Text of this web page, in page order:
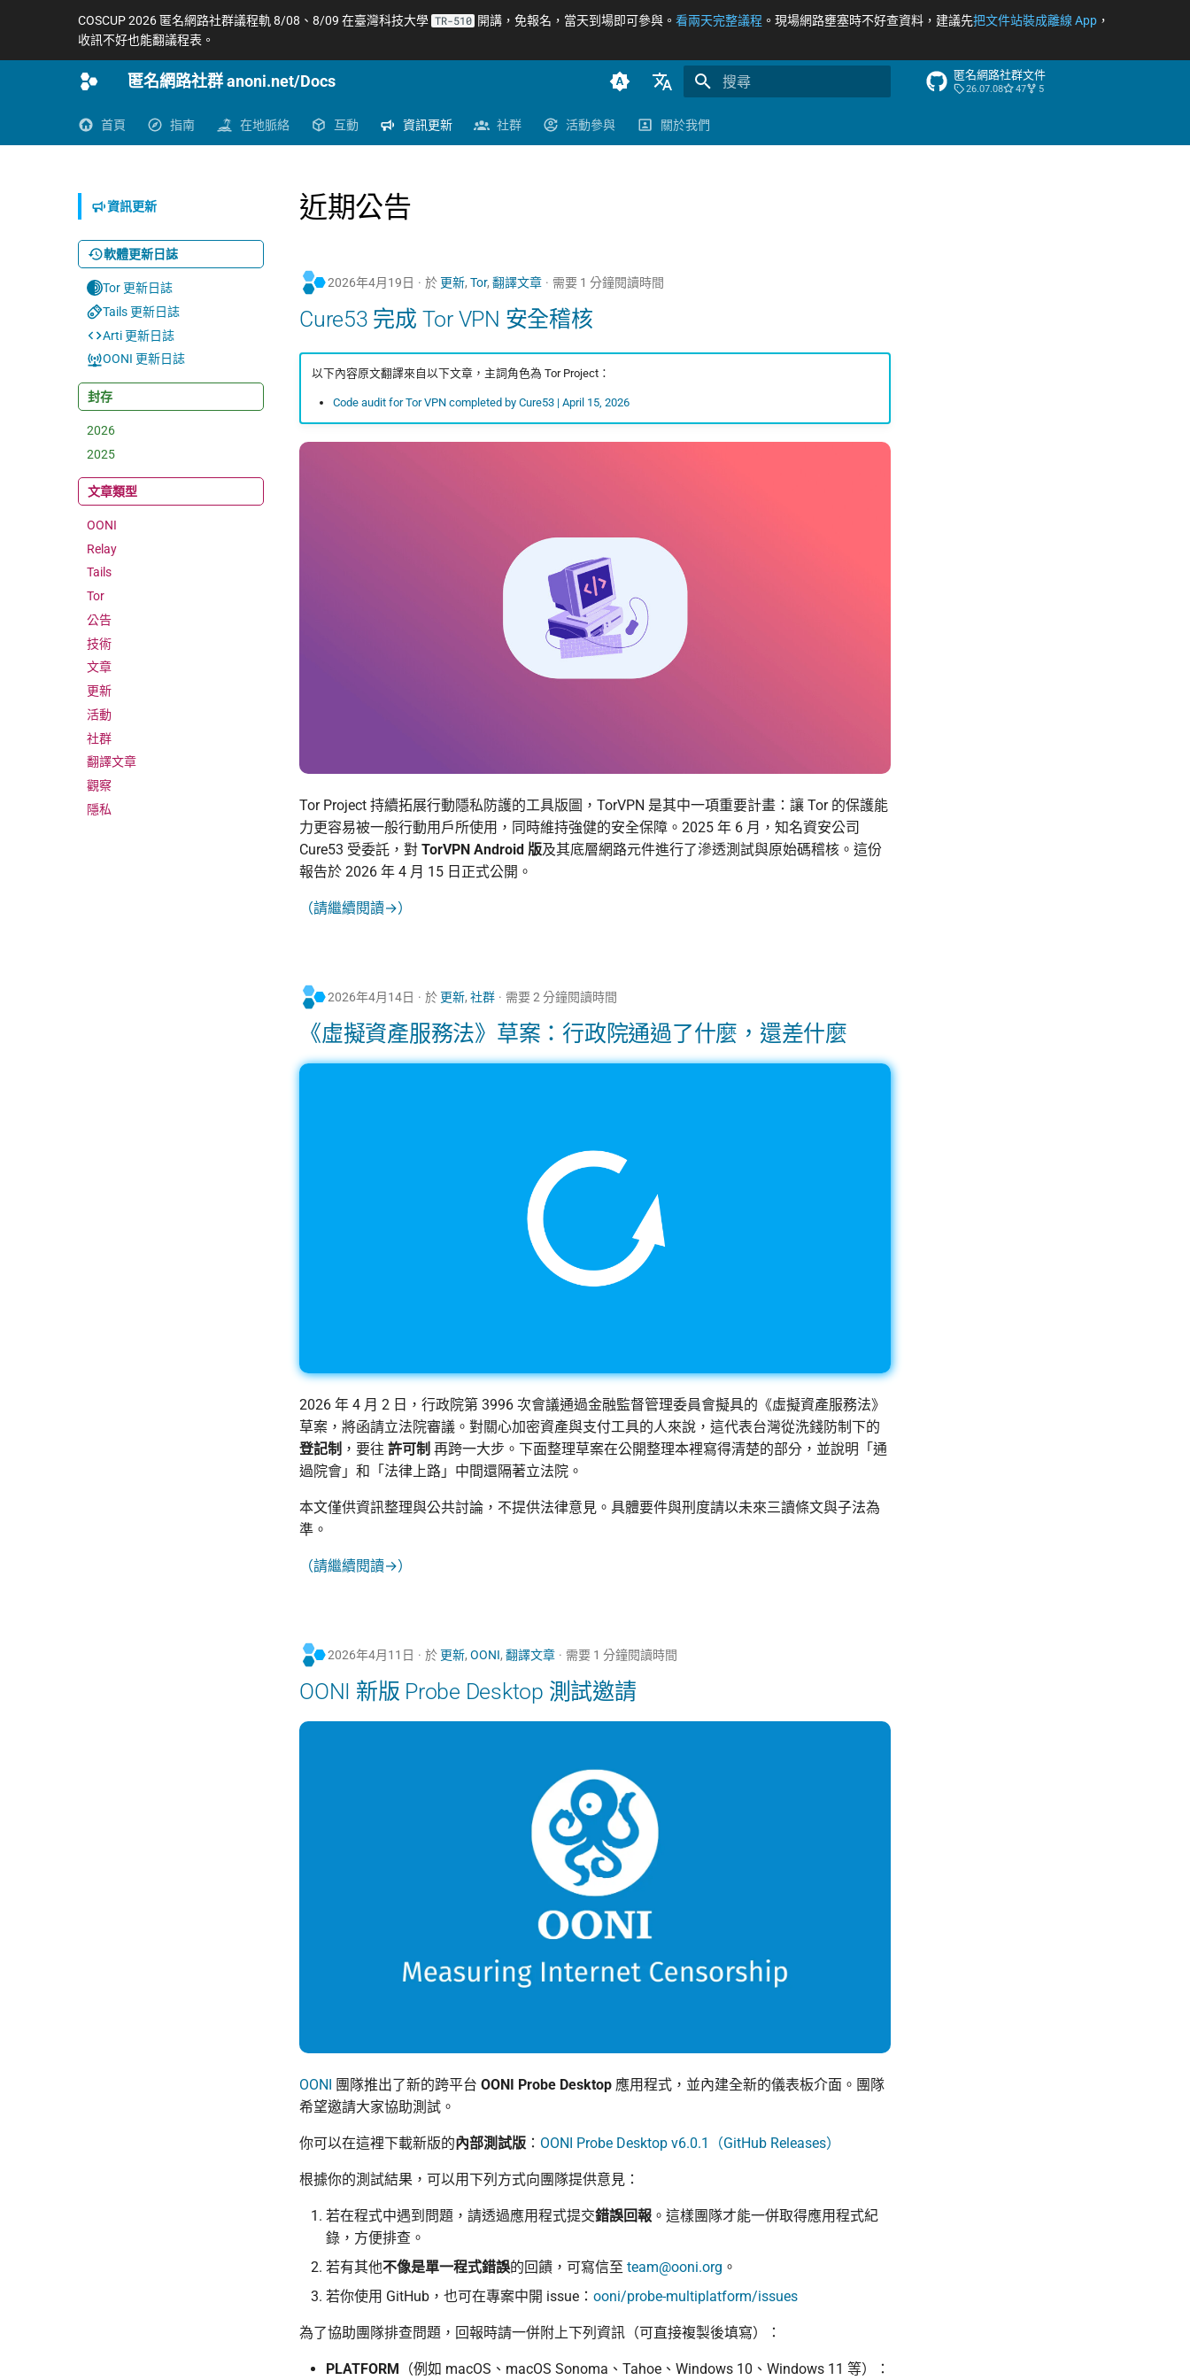
COSCUP 2026 匿名網路社群議程軌 8/08、8/09 在臺灣科技大學 TR-510 開講，免報名，當天到場即可參與。 看兩天完整議程 。現場網路壅塞時不好查資料，建議先把文件站裝成離線 App ，
收訊不好也能翻議程表。
匿名網路社群 anoni.net/Docs
臺灣正體（zh-TW）
匿名網路社群文件
26.07.08 47 5
首頁 指南 在地脈絡 互動 資訊更新 社群 活動參與 關於我們
資訊更新
軟體更新日誌
Tor 更新日誌
Tails 更新日誌
Arti 更新日誌
OONI 更新日誌
封存
2026
2025
文章類型
OONI
Relay
Tails
Tor
公告
技術
文章
更新
活動
社群
翻譯文章
觀察
隱私
近期公告
2026年4月19日 於 更新, Tor, 翻譯文章 需要 1 分鐘閱讀時間
Cure53 完成 Tor VPN 安全稽核
以下內容原文翻譯來自以下文章，主詞角色為 Tor Project：
Code audit for Tor VPN completed by Cure53 | April 15, 2026
Tor Project 持續拓展行動隱私防護的工具版圖，TorVPN 是其中一項重要計畫：讓 Tor 的保護能
力更容易被一般行動用戶所使用，同時維持強健的安全保障。2025 年 6 月，知名資安公司
Cure53 受委託，對 TorVPN Android 版及其底層網路元件進行了滲透測試與原始碼稽核。這份
報告於 2026 年 4 月 15 日正式公開。
（請繼續閱讀→）
2026年4月14日 於 更新, 社群 需要 2 分鐘閱讀時間
《虛擬資產服務法》草案：行政院通過了什麼，還差什麼
2026 年 4 月 2 日，行政院第 3996 次會議通過金融監督管理委員會擬具的《虛擬資產服務法》
草案，將函請立法院審議。對關心加密資產與支付工具的人來說，這代表台灣從洗錢防制下的
登記制 ，要往 許可制 再跨一大步。下面整理草案在公開整理本裡寫得清楚的部分，並說明「通
過院會」和「法律上路」中間還隔著立法院。
本文僅供資訊整理與公共討論，不提供法律意見。具體要件與刑度請以未來三讀條文與子法為
準。
（請繼續閱讀→）
2026年4月11日 於 更新, OONI, 翻譯文章 需要 1 分鐘閱讀時間
OONI 新版 Probe Desktop 測試邀請
OONI 團隊推出了新的跨平台 OONI Probe Desktop 應用程式，並內建全新的儀表板介面。團隊
希望邀請大家協助測試。
你可以在這裡下載新版的內部測試版 ： OONI Probe Desktop v6.0.1（GitHub Releases）
根據你的測試結果，可以用下列方式向團隊提供意見：
若在程式中遇到問題，請透過應用程式提交錯誤回報 。這樣團隊才能一併取得應用程式紀
錄，方便排查。
若有其他不像是單一程式錯誤的回饋，可寫信至 team@ooni.org 。
若你使用 GitHub，也可在專案中開 issue： ooni/probe-multiplatform/issues
為了協助團隊排查問題，回報時請一併附上下列資訊（可直接複製後填寫）：
PLATFORM
（例如 macOS、macOS Sonoma、Tahoe、Windows 10、Windows 11 等）：